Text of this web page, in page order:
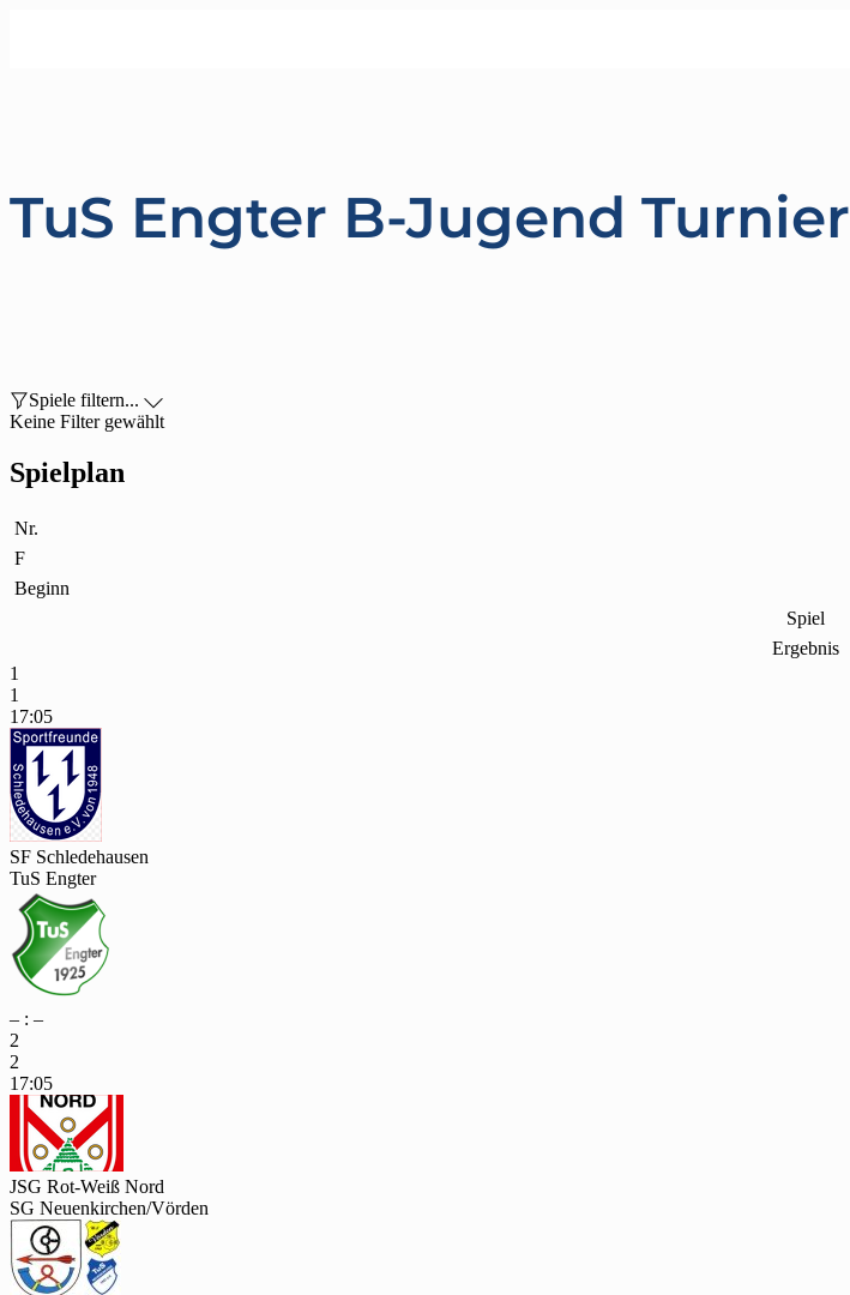
TuS Engter B-Jugend Turnier
Spiele filtern... 
Keine Filter gewählt
Spielplan
Nr.
F
Beginn
Spiel
Ergebnis
1
1
17:05
SF Schledehausen
TuS Engter
– : –
2
2
17:05
JSG Rot-Weiß Nord
SG Neuenkirchen/Vörden